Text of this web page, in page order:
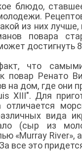
блюдо,
из них
повара
достигнуть
что
повар Ренато
на дом, где они
XIII". Для
отличается
вида
(сыр из
«Murray
все это